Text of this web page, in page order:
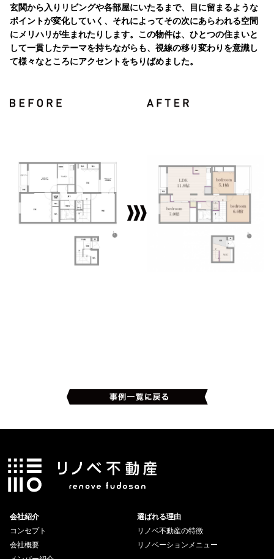
玄関から入りリビングや各部屋にいたるまで、目に留まるような
ポイントが変化していく、それによってその次にあらわれる空間
にメリハリが生まれたりします。この物件は、ひとつの住まいと
して一貫したテーマを持ちながらも、視線の移り変わりを意識し
て様々なところにアクセントをちりばめました。
会社紹介
コンセプト
会社概要
選ばれる理由
リノベ不動産の特徴
リノベーションメニュー